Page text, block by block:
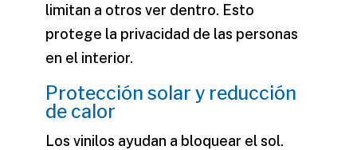
limitan a otros ver dentro. Esto
protege la privacidad de las personas
en el interior.
Protección solar y reducción
de calor
Los vinilos ayudan a bloquear el sol.